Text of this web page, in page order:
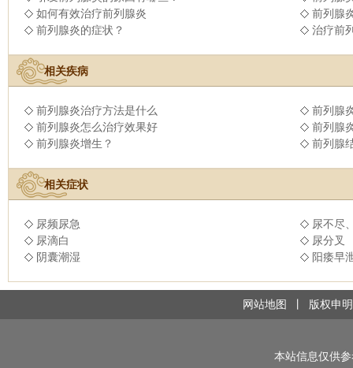
如何有效治疗前列腺炎
前列腺
前列腺炎的症状？
治疗前
相关疾病
前列腺炎治疗方法是什么
前列腺
前列腺炎怎么治疗效果好
前列腺
前列腺炎增生？
前列腺
相关症状
尿频尿急
尿不尽
尿滴白
尿分叉
阴囊潮湿
阳痿早
网站地图 版权申明
本站信息仅供